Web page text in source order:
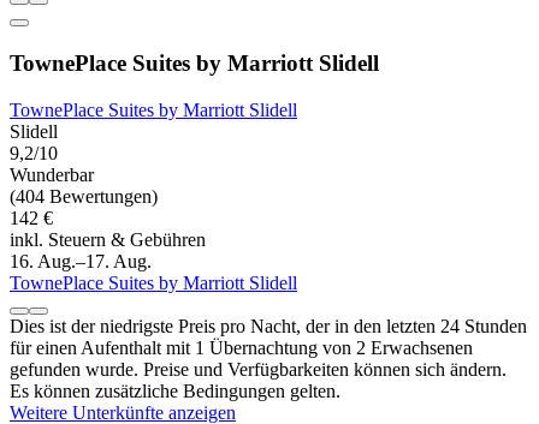
TownePlace Suites by Marriott Slidell
TownePlace Suites by Marriott Slidell
Slidell
9,2/10
Wunderbar
(404 Bewertungen)
142 €
inkl. Steuern & Gebühren
16. Aug.–17. Aug.
TownePlace Suites by Marriott Slidell
Dies ist der niedrigste Preis pro Nacht, der in den letzten 24 Stunden
für einen Aufenthalt mit 1 Übernachtung von 2 Erwachsenen
gefunden wurde. Preise und Verfügbarkeiten können sich ändern.
Es können zusätzliche Bedingungen gelten.
Weitere Unterkünfte anzeigen